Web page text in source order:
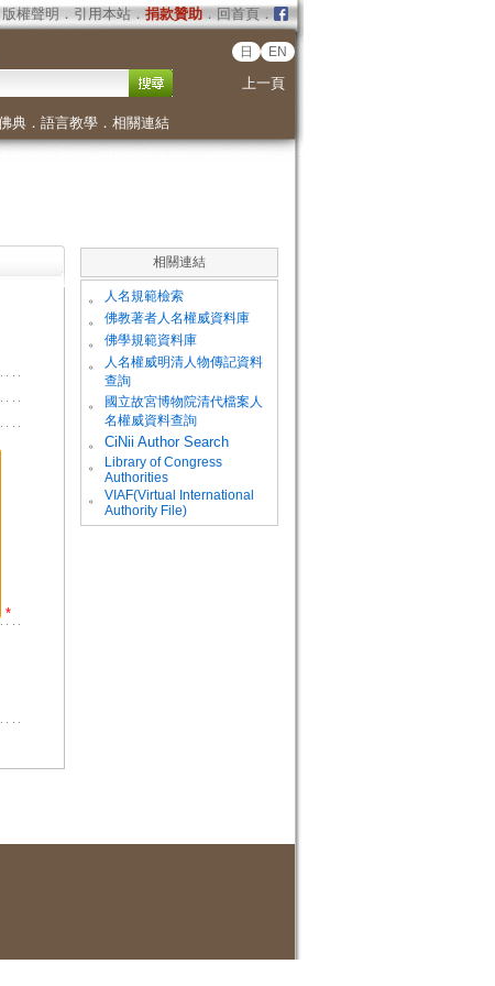
版權聲明 ． 引用本站． 捐款贊助．回首頁．
日 EN
上一頁
典． 語言教學． 相關連結
*
相關連結
。 人名規範檢索
。 佛教著者人名權威資料庫
。 佛學規範資料庫
。
人名權威明清人物傳記資料
查詢
。
國立故宮博物院清代檔案人
名權威資料查詢
。
CiNii Author Search
。
Library of Congress
Authorities
。
VIAF(Virtual International
Authority File)